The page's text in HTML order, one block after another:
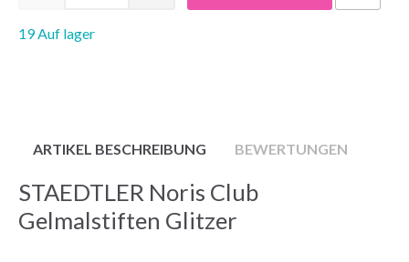
19 Auf lager
ARTIKEL BESCHREIBUNG BEWERTUNGEN
STAEDTLER Noris Club
Gelmalstiften Glitzer